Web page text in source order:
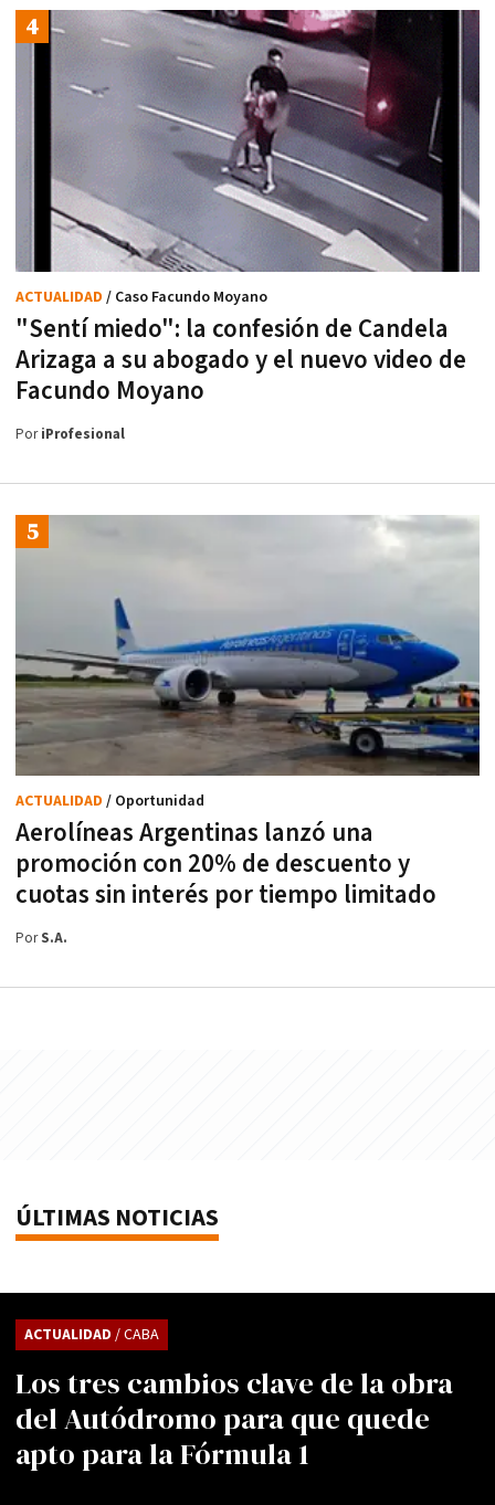
"Sentí miedo": la confesión de Candela
Arizaga a su abogado y el nuevo video de
Facundo Moyano
ACTUALIDAD / Caso Facundo Moyano
PoriProfesional
Aerolíneas Argentinas lanzó una
promoción con 20% de descuento y
cuotas sin interés por tiempo limitado
ACTUALIDAD / Oportunidad
PorS.A.
ÚLTIMAS NOTICIAS
Los tres cambios clave de la obra
del Autódromo para que quede
apto para la Fórmula 1
ACTUALIDAD / CABA